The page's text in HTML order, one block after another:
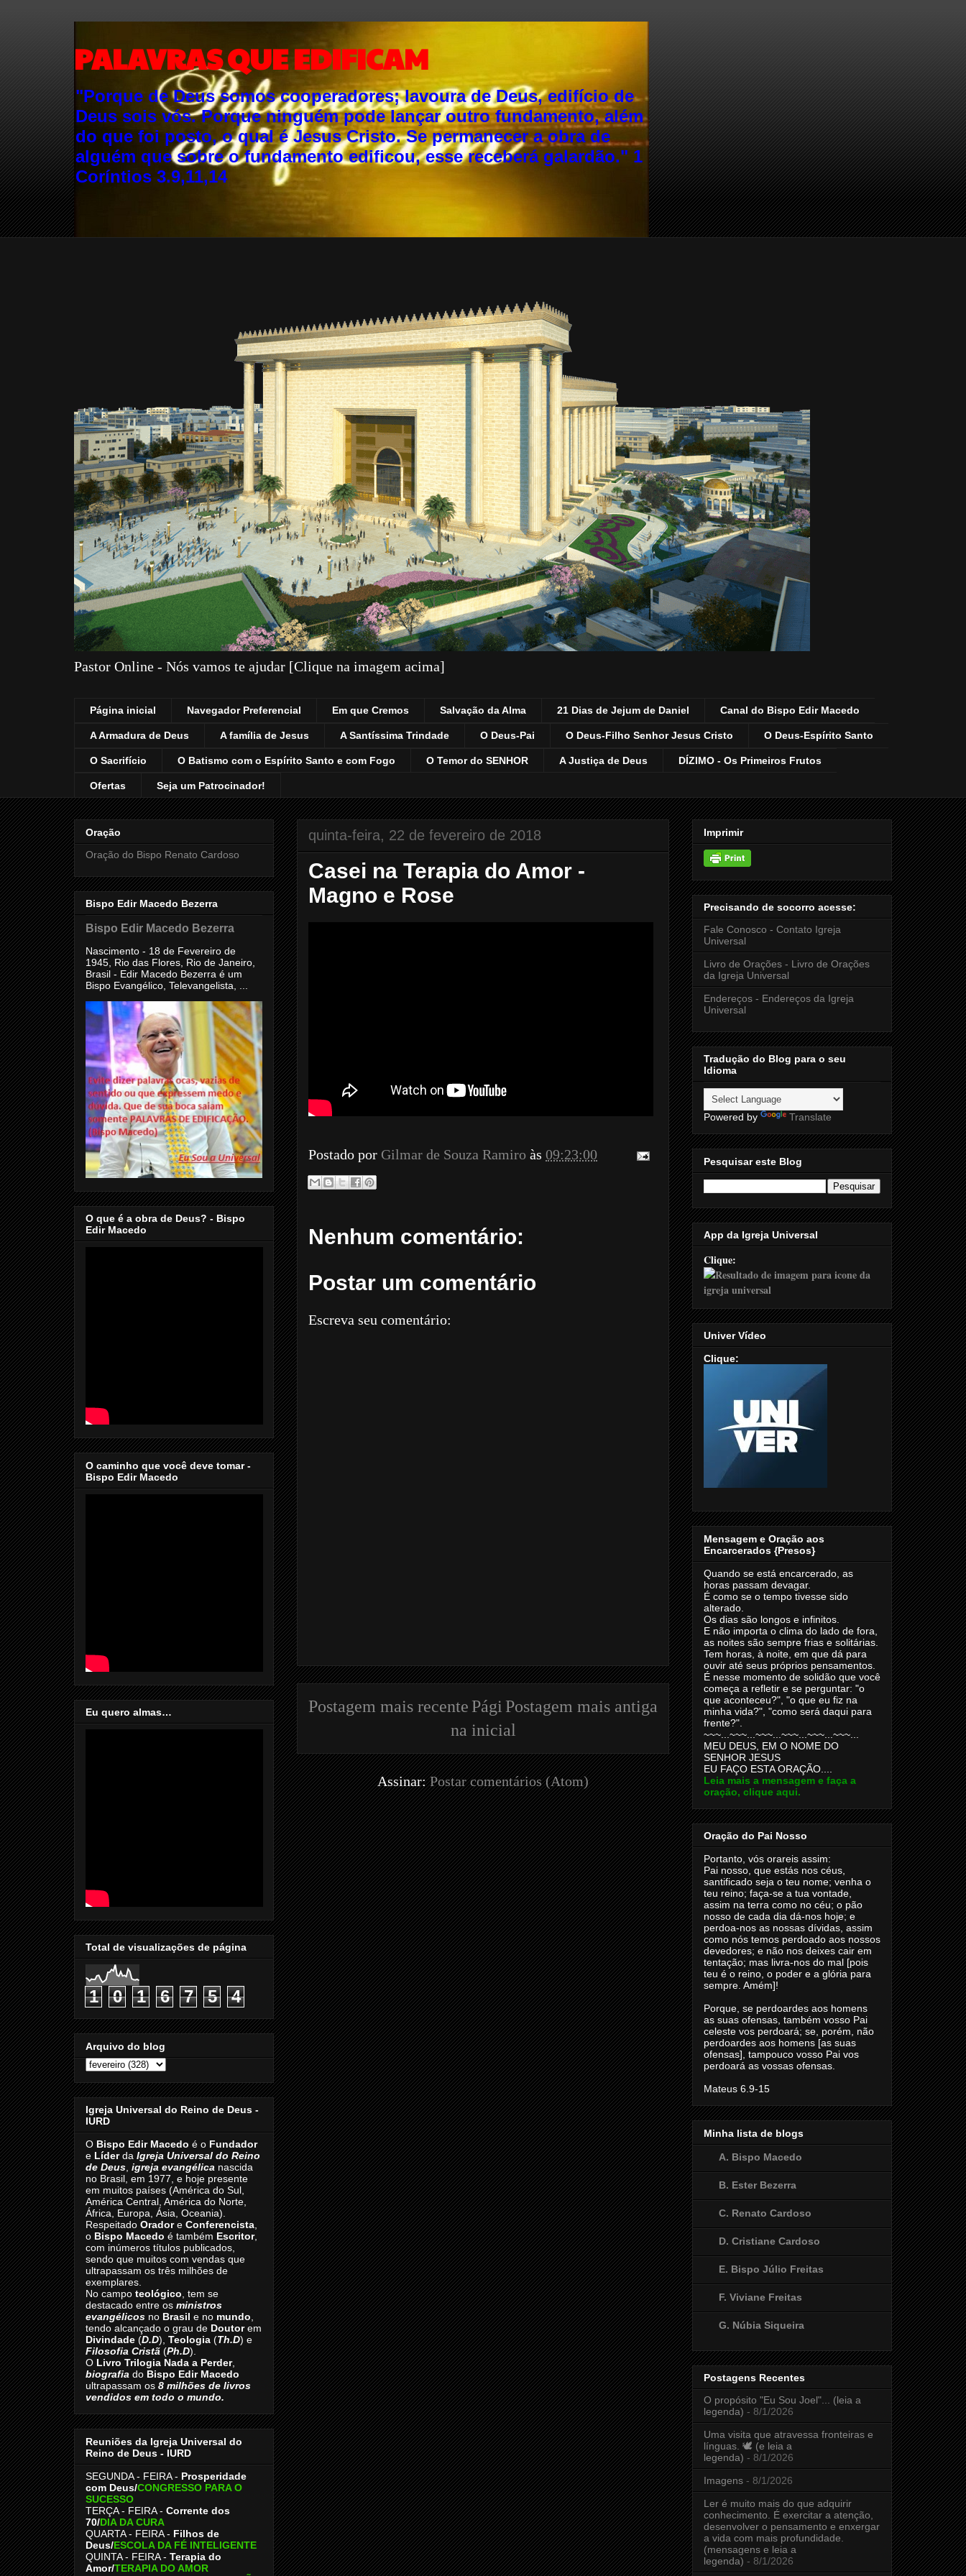
PALAVRAS QUE EDIFICAM
"Porque de Deus somos cooperadores; lavoura de Deus, edifício de
Deus sois vós. Porque ninguém pode lançar outro fundamento, além
do que foi posto, o qual é Jesus Cristo. Se permanecer a obra de
alguém que sobre o fundamento edificou, esse receberá galardão." 1
Coríntios 3.9,11,14
Pastor Online - Nós vamos te ajudar [Clique na imagem acima]
Página inicial Navegador Preferencial Em que Cremos Salvação da Alma 21 Dias de Jejum de Daniel Canal do Bispo Edir Macedo
A Armadura de Deus A família de Jesus A Santíssima Trindade O Deus-Pai O Deus-Filho Senhor Jesus Cristo O Deus-Espírito Santo
O Sacrifício O Batismo com o Espírito Santo e com Fogo O Temor do SENHOR A Justiça de Deus DÍZIMO - Os Primeiros Frutos
Ofertas Seja um Patrocinador!
quinta-feira, 22 de fevereiro de 2018
Casei na Terapia do Amor -
Magno e Rose
Postado por Gilmar de Souza Ramiro às 09:23:00
Nenhum comentário:
Postar um comentário
Escreva seu comentário:
Postagem mais recente Postagem mais antiga
Pági
na inicial
Assinar:Postar comentários (Atom)
Oração
Oração do Bispo Renato Cardoso
Bispo Edir Macedo Bezerra
Bispo Edir Macedo Bezerra
Nascimento - 18 de Fevereiro de
1945, Rio das Flores, Rio de Janeiro,
Brasil - Edir Macedo Bezerra é um
Bispo Evangélico, Televangelista, ...
O que é a obra de Deus? - Bispo
Edir Macedo
O caminho que você deve tomar -
Bispo Edir Macedo
Eu quero almas…
Total de visualizações de página
1 0 1 6 7 5 4
Arquivo do blog
Igreja Universal do Reino de Deus -
IURD
O Bispo Edir Macedo é o Fundador
e Líderda Igreja Universal do Reino
de Deus, igreja evangélica nascida
no Brasil, em 1977, e hoje presente
em muitos países (América do Sul,
América Central, América do Norte,
África, Europa, Ásia, Oceania).
Respeitado Oradore Conferencista,
o Bispo Macedo é também Escritor,
com inúmeros títulos publicados,
sendo que muitos com vendas que
ultrapassam os três milhões de
exemplares.
No campo teológico, tem se
destacado entre os ministros
evangélicos no Brasil e no mundo,
tendo alcançado o grau de Doutorem
Divindade (D.D), Teologia (Th.D) e
Filosofia Cristã (Ph.D).
O Livro Trilogia Nada a Perder,
biografia do Bispo Edir Macedo
ultrapassam os 8 milhões de livros
vendidos em todo o mundo.
Reuniões da Igreja Universal do
Reino de Deus - IURD
SEGUNDA - FEIRA - Prosperidade
com Deus/CONGRESSO PARA O
SUCESSO
TERÇA - FEIRA - Corrente dos
70/DIA DA CURA
QUARTA - FEIRA - Filhos de
Deus/ESCOLA DA FÉ INTELIGENTE
QUINTA - FEIRA - Terapia do
Amor/TERAPIA DO AMOR
Imprimir
Precisando de socorro acesse:
Fale Conosco - Contato Igreja
Universal
Livro de Orações - Livro de Orações
da Igreja Universal
Endereços - Endereços da Igreja
Universal
Tradução do Blog para o seu
Idioma
Powered by Translate
Pesquisar este Blog
App da Igreja Universal
Clique:
Univer Vídeo
Clique:
Mensagem e Oração aos
Encarcerados {Presos}
Quando se está encarcerado, as
horas passam devagar.
É como se o tempo tivesse sido
alterado.
Os dias são longos e infinitos.
E não importa o clima do lado de fora,
as noites são sempre frias e solitárias.
Tem horas, à noite, em que dá para
ouvir até seus próprios pensamentos.
É nesse momento de solidão que você
começa a refletir e se perguntar: "o
que aconteceu?", "o que eu fiz na
minha vida?", "como será daqui para
frente?".
~~~...~~~...~~~...~~~...~~~...~~~...
MEU DEUS, EM O NOME DO
SENHOR JESUS
EU FAÇO ESTA ORAÇÃO....
Leia mais a mensagem e faça a
oração, clique aqui.
Oração do Pai Nosso
Portanto, vós orareis assim:
Pai nosso, que estás nos céus,
santificado seja o teu nome; venha o
teu reino; faça-se a tua vontade,
assim na terra como no céu; o pão
nosso de cada dia dá-nos hoje; e
perdoa-nos as nossas dívidas, assim
como nós temos perdoado aos nossos
devedores; e não nos deixes cair em
tentação; mas livra-nos do mal [pois
teu é o reino, o poder e a glória para
sempre. Amém]!
Porque, se perdoardes aos homens
as suas ofensas, também vosso Pai
celeste vos perdoará; se, porém, não
perdoardes aos homens [as suas
ofensas], tampouco vosso Pai vos
perdoará as vossas ofensas.
Mateus 6.9-15
Minha lista de blogs
A. Bispo Macedo
B. Ester Bezerra
C. Renato Cardoso
D. Cristiane Cardoso
E. Bispo Júlio Freitas
F. Viviane Freitas
G. Núbia Siqueira
Postagens Recentes
O propósito "Eu Sou Joel"... (leia a
legenda) - 8/1/2026
Uma visita que atravessa fronteiras e
línguas. 🕊️ (e leia a
legenda) - 8/1/2026
Imagens - 8/1/2026
Ler é muito mais do que adquirir
conhecimento. É exercitar a atenção,
desenvolver o pensamento e enxergar
a vida com mais profundidade.
(mensagens e leia a
legenda) - 8/1/2026